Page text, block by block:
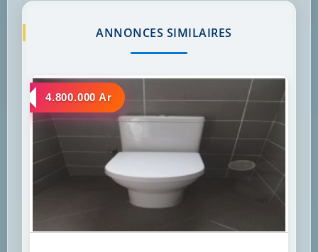
ANNONCES SIMILAIRES
a louer
4.800.000 Ar